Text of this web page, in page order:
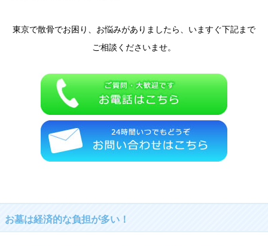
東京で散骨でお困り、お悩みがありましたら、いますぐ下記まで
ご相談くださいませ。
お墓は経済的な負担が多い！